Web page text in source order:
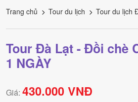
Tourism
Trang chủ Tour du lịch Tour du lịch
Tour Đà Lạt - Đồi chè
1 NGÀY
Giá: 430.000 VNĐ